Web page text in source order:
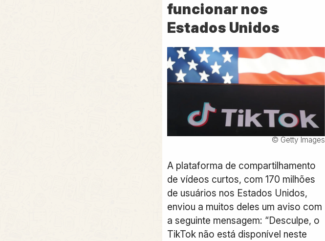
funcionar nos
Estados Unidos
© Getty Images
A plataforma de compartilhamento
de vídeos curtos, com 170 milhões
de usuários nos Estados Unidos,
enviou a muitos deles um aviso com
a seguinte mensagem: “Desculpe, o
TikTok não está disponível neste